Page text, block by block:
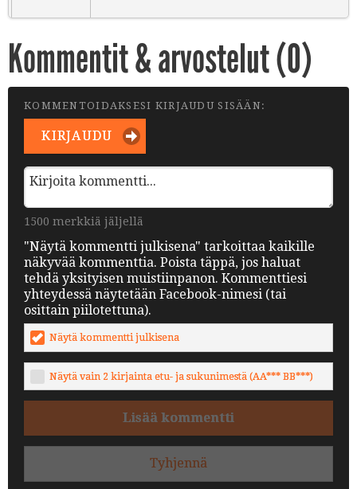
Kommentit & arvostelut (0)
KOMMENTOIDAKSESI KIRJAUDU SISÄÄN:
KIRJAUDU
1500 merkkiä jäljellä
"Näytä kommentti julkisena" tarkoittaa kaikille
näkyvää kommenttia. Poista täppä, jos haluat
tehdä yksityisen muistiinpanon. Kommenttiesi
yhteydessä näytetään Facebook-nimesi (tai
osittain piilotettuna).
Näytä kommentti julkisena
Näytä vain 2 kirjainta etu- ja sukunimestä (AA*** BB***)
Lisää kommentti
Tyhjennä